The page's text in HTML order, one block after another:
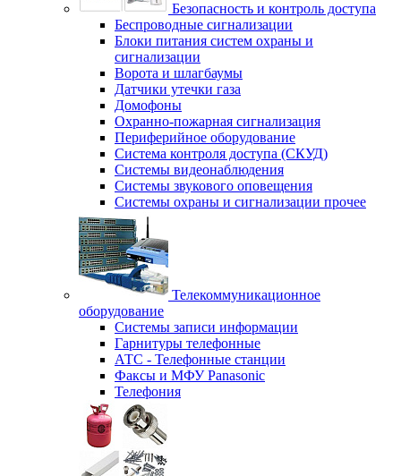
Безопасность и контроль доступа
Беспроводные сигнализации
Блоки питания систем охраны и
сигнализации
Ворота и шлагбаумы
Датчики утечки газа
Домофоны
Охранно-пожарная сигнализация
Периферийное оборудование
Система контроля доступа (СКУД)
Системы видеонаблюдения
Системы звукового оповещения
Системы охраны и сигнализации прочее
Телекоммуникационное
оборудование
Системы записи информации
Гарнитуры телефонные
АТС - Телефонные станции
Факсы и МФУ Panasonic
Телефония